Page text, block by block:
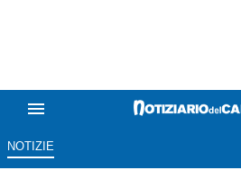
NOTIZIE